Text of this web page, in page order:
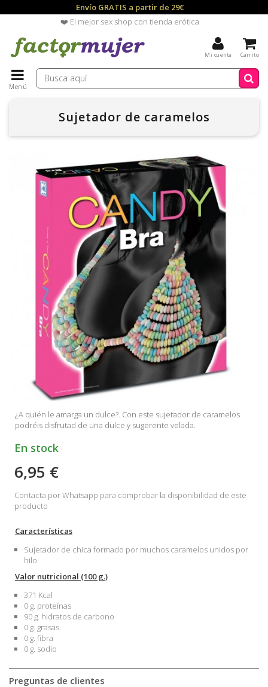
Envío GRATIS a partir de 29€
❤️ El mejor sex shop con tienda erótica
Carrito
Mi cuenta
Menú
Sujetador de caramelos
¿A quién le amarga un dulce?. Con este sujetador de caramelos
podréis disfrutad de una dulce y sugerente velada.
En stock
6,95 €
Contacta por Whatsapp para comprobar la disponibilidad de este
producto
Características
Sujetador de chica formado por muchos caramelos unidos por
hilo.
Valor nutricional (100 g.)
371 Kcal
0 g. proteínas
90 g. hidratos de carbono
0 g. grasas
0 g. fibra
0 g. sodio
Preguntas de clientes